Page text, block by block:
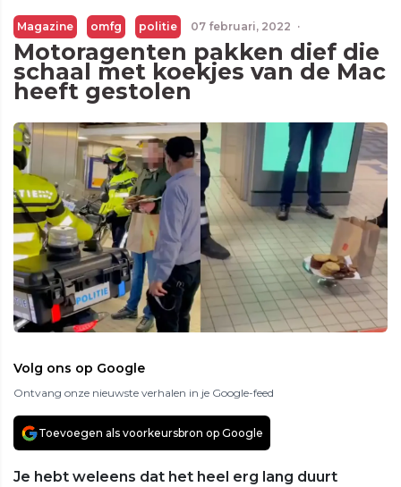
Magazine omfg politie 07 februari, 2022 ·
Motoragenten pakken dief die
schaal met koekjes van de Mac
heeft gestolen
Volg ons op Google
Ontvang onze nieuwste verhalen in je Google-feed
Toevoegen als voorkeursbron op Google
Je hebt weleens dat het heel erg lang duurt